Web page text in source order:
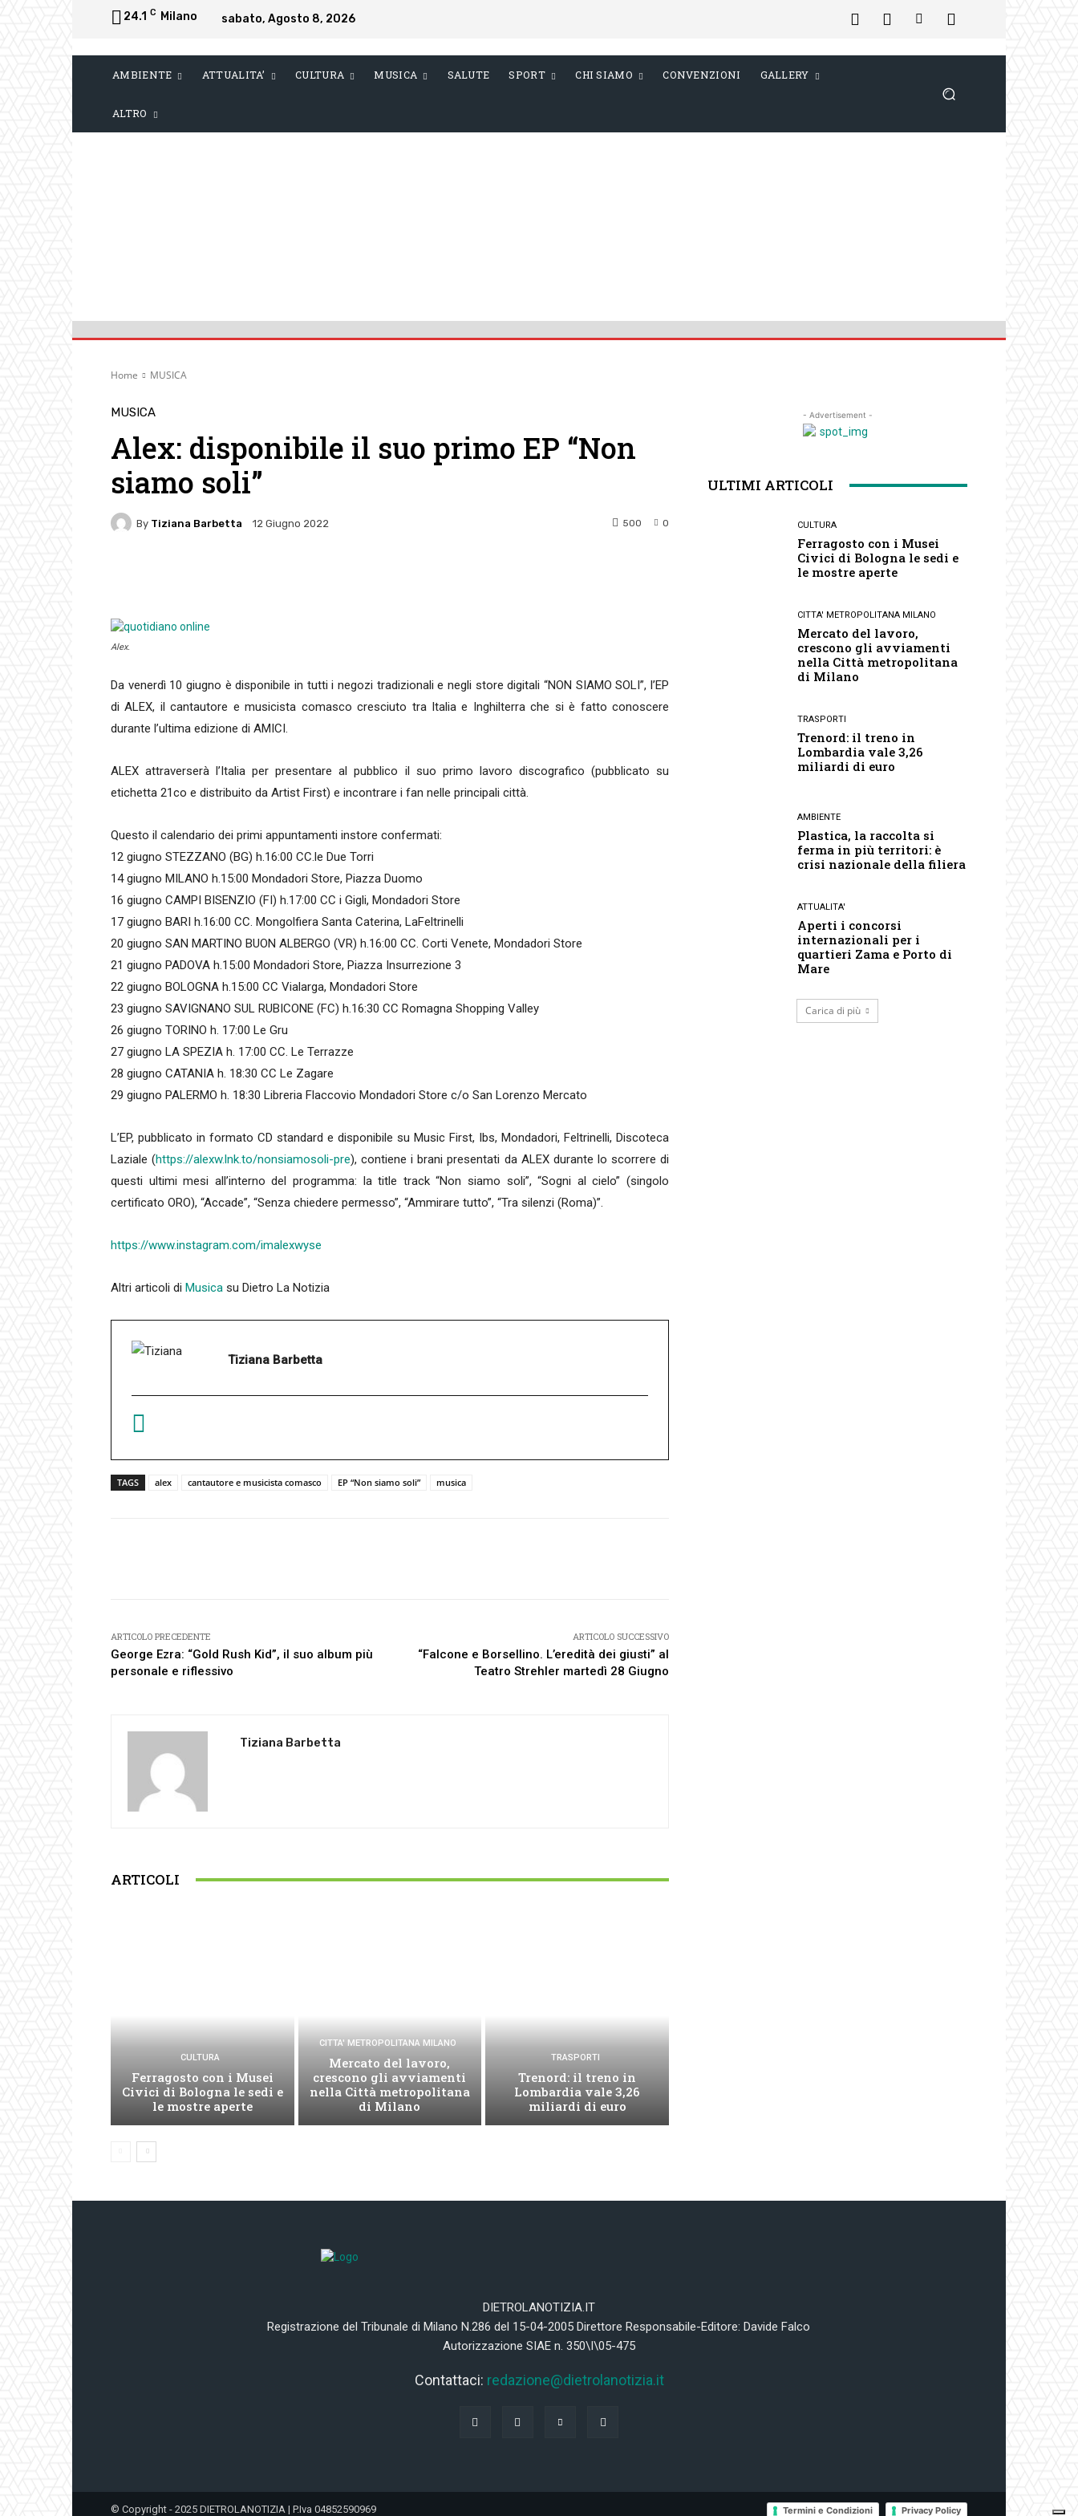
24.1 C Milano sabato, Agosto 8, 2026
AMBIENTE ATTUALITA’ CULTURA MUSICA SALUTE SPORT CHI SIAMO CONVENZIONI GALLERY
ALTRO
Home MUSICA
MUSICA
Alex: disponibile il suo primo EP “Non
siamo soli”
By Tiziana Barbetta 12 Giugno 2022 0
500
Alex.
Da venerdì 10 giugno è disponibile in tutti i negozi tradizionali e negli store digitali “NON SIAMO SOLI”, l’EP
di ALEX, il cantautore e musicista comasco cresciuto tra Italia e Inghilterra che si è fatto conoscere
durante l’ultima edizione di AMICI.
ALEX attraverserà l’Italia per presentare al pubblico il suo primo lavoro discografico (pubblicato su
etichetta 21co e distribuito da Artist First) e incontrare i fan nelle principali città.
Questo il calendario dei primi appuntamenti instore confermati:
12 giugno STEZZANO (BG) h.16:00 CC.le Due Torri
14 giugno MILANO h.15:00 Mondadori Store, Piazza Duomo
16 giugno CAMPI BISENZIO (FI) h.17:00 CC i Gigli, Mondadori Store
17 giugno BARI h.16:00 CC. Mongolfiera Santa Caterina, LaFeltrinelli
20 giugno SAN MARTINO BUON ALBERGO (VR) h.16:00 CC. Corti Venete, Mondadori Store
21 giugno PADOVA h.15:00 Mondadori Store, Piazza Insurrezione 3
22 giugno BOLOGNA h.15:00 CC Vialarga, Mondadori Store
23 giugno SAVIGNANO SUL RUBICONE (FC) h.16:30 CC Romagna Shopping Valley
26 giugno TORINO h. 17:00 Le Gru
27 giugno LA SPEZIA h. 17:00 CC. Le Terrazze
28 giugno CATANIA h. 18:30 CC Le Zagare
29 giugno PALERMO h. 18:30 Libreria Flaccovio Mondadori Store c/o San Lorenzo Mercato
L’EP, pubblicato in formato CD standard e disponibile su Music First, Ibs, Mondadori, Feltrinelli, Discoteca
Laziale (https://alexw.lnk.to/nonsiamosoli-pre), contiene i brani presentati da ALEX durante lo scorrere di
questi ultimi mesi all’interno del programma: la title track “Non siamo soli”, “Sogni al cielo” (singolo
certificato ORO), “Accade”, “Senza chiedere permesso”, “Ammirare tutto”, “Tra silenzi (Roma)”.
https://www.instagram.com/imalexwyse
Altri articoli di Musica su Dietro La Notizia
Tiziana Barbetta
TAGS alex cantautore e musicista comasco EP “Non siamo soli” musica
ARTICOLO PRECEDENTE
George Ezra: “Gold Rush Kid”, il suo album più
personale e riflessivo
ARTICOLO SUCCESSIVO
“Falcone e Borsellino. L’eredità dei giusti” al
Teatro Strehler martedì 28 Giugno
Tiziana Barbetta
ARTICOLI
CULTURA
Ferragosto con i Musei
Civici di Bologna le sedi e
le mostre aperte
CITTA' METROPOLITANA MILANO
Mercato del lavoro,
crescono gli avviamenti
nella Città metropolitana
di Milano
TRASPORTI
Trenord: il treno in
Lombardia vale 3,26
miliardi di euro
- Advertisement -
ULTIMI ARTICOLI
CULTURA
Ferragosto con i Musei
Civici di Bologna le sedi e
le mostre aperte
CITTA' METROPOLITANA MILANO
Mercato del lavoro,
crescono gli avviamenti
nella Città metropolitana
di Milano
TRASPORTI
Trenord: il treno in
Lombardia vale 3,26
miliardi di euro
AMBIENTE
Plastica, la raccolta si
ferma in più territori: è
crisi nazionale della filiera
ATTUALITA'
Aperti i concorsi
internazionali per i
quartieri Zama e Porto di
Mare
Carica di più
DIETROLANOTIZIA.IT
Registrazione del Tribunale di Milano N.286 del 15-04-2005 Direttore Responsabile-Editore: Davide Falco
Autorizzazione SIAE n. 350\I\05-475
Contattaci: redazione@dietrolanotizia.it
© Copyright - 2025 DIETROLANOTIZIA | P.Iva 04852590969 Termini e Condizioni Privacy Policy